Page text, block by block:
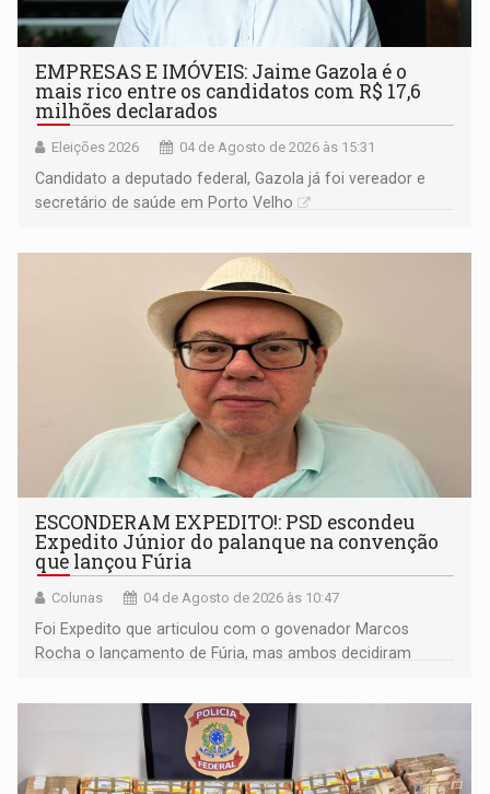
EMPRESAS E IMÓVEIS: Jaime Gazola é o
mais rico entre os candidatos com R$ 17,6
milhões declarados
Eleições 2026 04 de Agosto de 2026 às 15:31
Candidato a deputado federal, Gazola já foi vereador e
secretário de saúde em Porto Velho
ESCONDERAM EXPEDITO!: PSD escondeu
Expedito Júnior do palanque na convenção
que lançou Fúria
Colunas 04 de Agosto de 2026 às 10:47
Foi Expedito que articulou com o govenador Marcos
Rocha o lançamento de Fúria, mas ambos decidiram
malévola